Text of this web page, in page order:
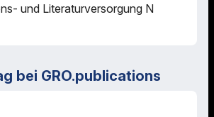
und Literaturversorgung N
bei GRO.publications